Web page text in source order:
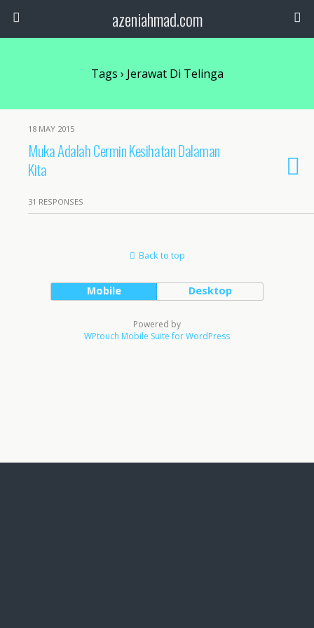
azeniahmad.com
Tags › Jerawat Di Telinga
18 MAY 2015
Muka Adalah Cermin Kesihatan Dalaman
Kita
31 RESPONSES
Back to top
Mobile Desktop
Powered by
WPtouch Mobile Suite for WordPress